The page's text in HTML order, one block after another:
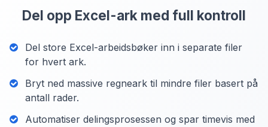
Del opp Excel-ark med full kontroll
Del store Excel-arbeidsbøker inn i separate filer
for hvert ark.
Bryt ned massive regneark til mindre filer basert på
antall rader.
Automatiser delingsprosessen og spar timevis med